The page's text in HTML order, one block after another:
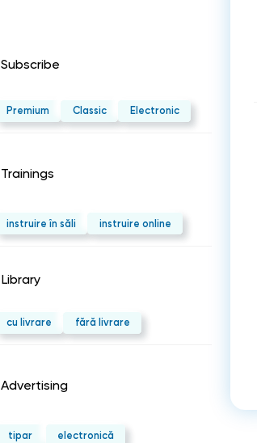
Subscribe
Premium Classic Electronic
Trainings
instruire în săli instruire online
Library
cu livrare fără livrare
Advertising
tipar electronică